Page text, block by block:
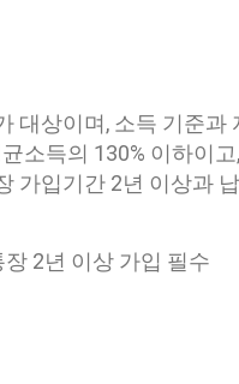
대상이며, 소득 기준과
소득의 130% 이하이
가입기간 2년 이상과
2년 이상 가입 필수